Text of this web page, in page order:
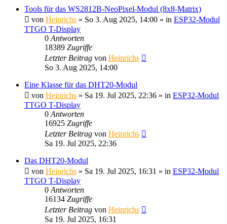
Tools für das WS2812B-NeoPixel-Modul (8x8-Matrix)
von Heinrichs » So 3. Aug 2025, 14:00 » in ESP32-Modul
TTGO T-Display
0 Antworten
18389 Zugriffe
Letzter Beitrag von Heinrichs
So 3. Aug 2025, 14:00
Eine Klasse für das DHT20-Modul
von Heinrichs » Sa 19. Jul 2025, 22:36 » in ESP32-Modul
TTGO T-Display
0 Antworten
16925 Zugriffe
Letzter Beitrag von Heinrichs
Sa 19. Jul 2025, 22:36
Das DHT20-Modul
von Heinrichs » Sa 19. Jul 2025, 16:31 » in ESP32-Modul
TTGO T-Display
0 Antworten
16134 Zugriffe
Letzter Beitrag von Heinrichs
Sa 19. Jul 2025, 16:31